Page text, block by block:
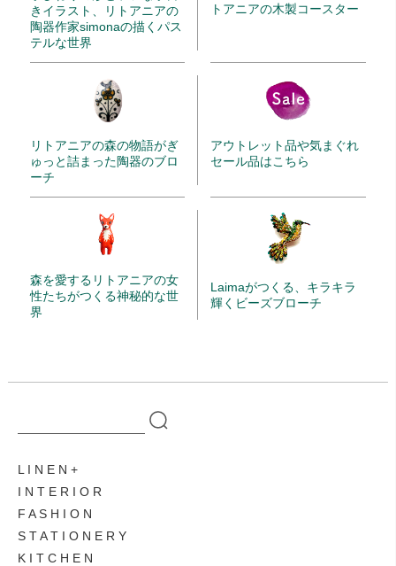
きイラスト、リトアニアの
陶器作家simonaの描くパス
テルな世界
トアニアの木製コースター
リトアニアの森の物語がぎ
ゅっと詰まった陶器のブロ
ーチ
アウトレット品や気まぐれ
セール品はこちら
森を愛するリトアニアの女
性たちがつくる神秘的な世
界
Laimaがつくる、キラキラ
輝くビーズブローチ
L I N E N
I N T E R I O R
F A S H I O N
S T A T I O N E R Y
K I T C H E N